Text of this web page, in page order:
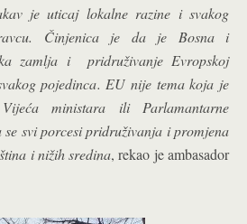
je uticaj lokalne razine i svakog
Činjenica je da je Bosna i
zamlja i pridruživanje Evropskoj
pojedinca. EU nije tema koja je
ministara ili Parlamantarne
se svi porcesi pridruživanja i promjena
i nižih sredina, rekao je ambasador